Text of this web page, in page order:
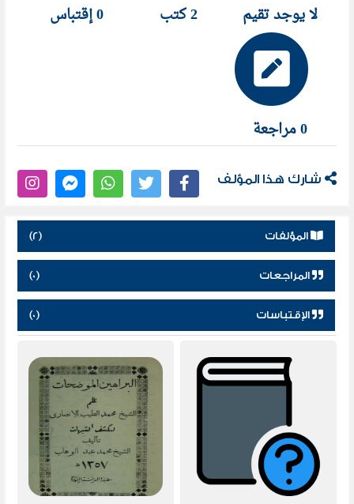
لا يوجد تقيم 2 كتب 0 إقتباس
0 مراجعة
شارك هذا المؤلف
المؤلفات (2)
المراجعات (0)
الإقتباسات (0)